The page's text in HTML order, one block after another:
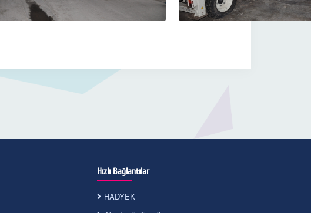
Hızlı Bağlantılar
HADYEK